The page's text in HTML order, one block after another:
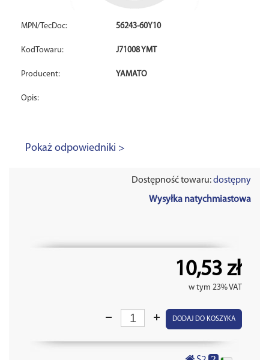
MPN/TecDoc: 56243-60Y10
KodTowaru: J71008 YMT
Producent: YAMATO
Opis:
Pokaż odpowiedniki >
Dostępność towaru:dostępny
Wysyłka natychmiastowa
10,53 zł
w tym 23% VAT
DODAJ DO KOSZYKA